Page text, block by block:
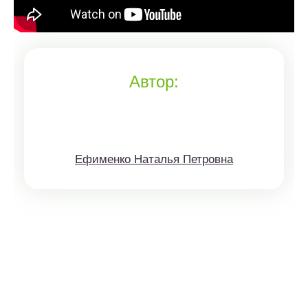
Автор:
Ефименко Наталья Петровна